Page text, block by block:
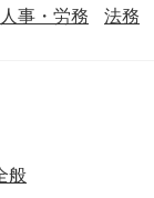
人事・労務 法務
般